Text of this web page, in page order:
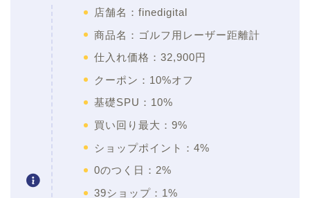
店舗名：finedigital
商品名：ゴルフ用レーザー距離計
仕入れ価格：32,900円
クーポン：10%オフ
基礎SPU：10%
買い回り最大：9%
ショップポイント：4%
0のつく日：2%
39ショップ：1%